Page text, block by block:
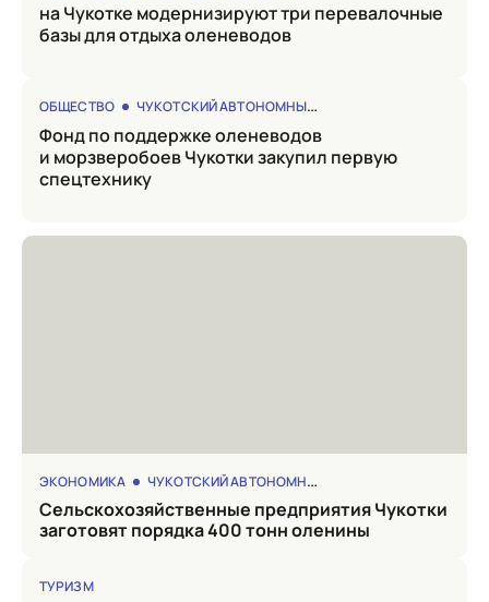
на Чукотке модернизируют три перевалочные
базы для отдыха оленеводов
ОБЩЕСТВО ЧУКОТСКИЙ АВТОНОМНЫЙ ОКРУГ
Фонд по поддержке оленеводов
и морзверобоев Чукотки закупил первую
спецтехнику
ЭКОНОМИКА ЧУКОТСКИЙ АВТОНОМНЫЙ ОКРУГ
Сельскохозяйственные предприятия Чукотки
заготовят порядка 400 тонн оленины
ТУРИЗМ